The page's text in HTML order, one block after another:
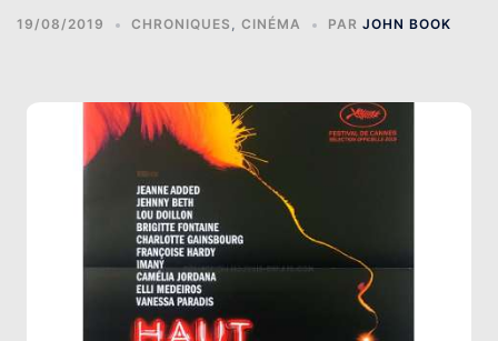
19/08/2019 CHRONIQUES , CINÉMA PAR JOHN BOOK